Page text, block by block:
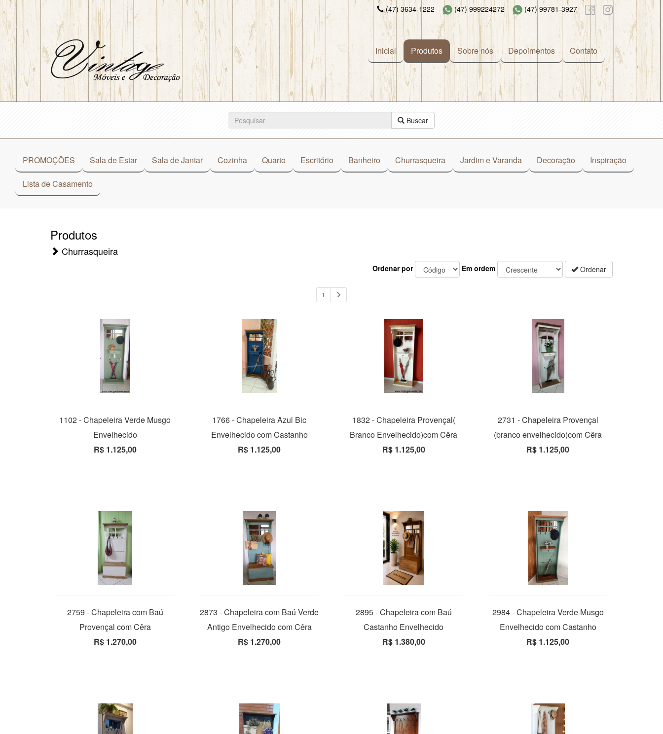
(47) 3634-1222 (47) 999224272 (47) 99781-3927
Inicial Produtos Sobre nós Depoimentos Contato
Buscar
PROMOÇÕES Sala de Estar Sala de Jantar Cozinha Quarto Escritório Banheiro Churrasqueira Jardim e Varanda Decoração Inspiração
Lista de Casamento
Produtos
Churrasqueira
Ordenar por Em ordem Ordenar
1
1102 - Chapeleira Verde Musgo
Envelhecido
R$ 1.125,00
1766 - Chapeleira Azul Bic
Envelhecido com Castanho
R$ 1.125,00
1832 - Chapeleira Provençal(
Branco Envelhecido)com Cêra
R$ 1.125,00
2731 - Chapeleira Provençal
(branco envelhecido)com Cêra
R$ 1.125,00
2759 - Chapeleira com Baú
Provençal com Cêra
R$ 1.270,00
2873 - Chapeleira com Baú Verde
Antigo Envelhecido com Cêra
R$ 1.270,00
2895 - Chapeleira com Baú
Castanho Envelhecido
R$ 1.380,00
2984 - Chapeleira Verde Musgo
Envelhecido com Castanho
R$ 1.125,00